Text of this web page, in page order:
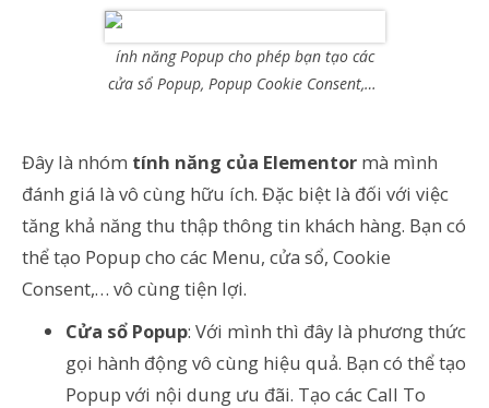
ính năng Popup cho phép bạn tạo các
cửa sổ Popup, Popup Cookie Consent,…
Đây là nhóm tính năng của Elementor mà mình
đánh giá là vô cùng hữu ích. Đặc biệt là đối với việc
tăng khả năng thu thập thông tin khách hàng. Bạn có
thể tạo Popup cho các Menu, cửa sổ, Cookie
Consent,… vô cùng tiện lợi.
Cửa sổ Popup: Với mình thì đây là phương thức
gọi hành động vô cùng hiệu quả. Bạn có thể tạo
Popup với nội dung ưu đãi. Tạo các Call To